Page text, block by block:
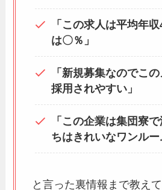
「この求人は平均年
は〇％」
「新規募集なのでこ
採用されやすい」
「この企業は集団寮
ちはきれいなワンルー
と言った裏情報まで教え